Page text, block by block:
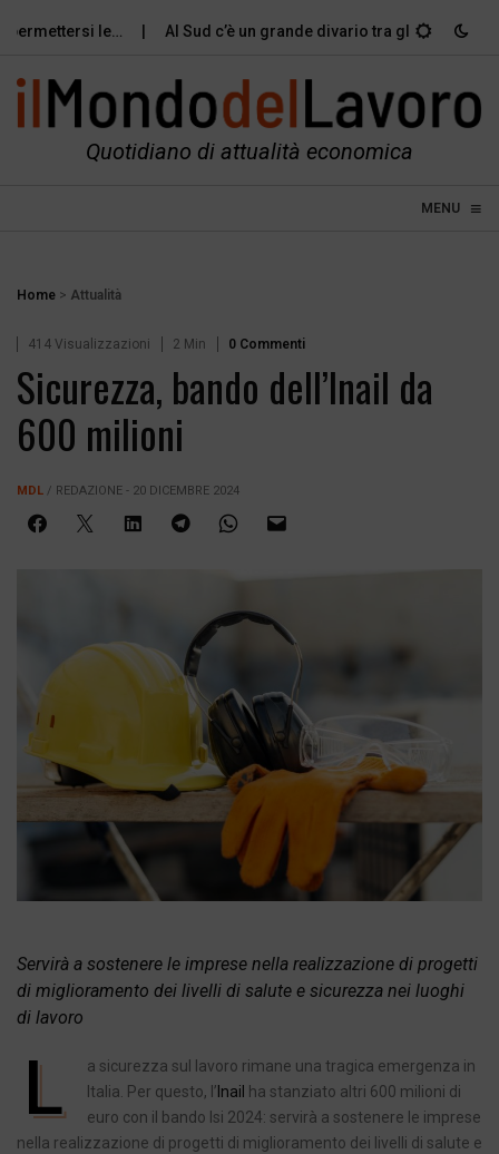
le… Al Sud c’è un grande divario tra gli…
Quotidiano di attualità economica
MENU ≡
☰
Home > Attualità
414 Visualizzazioni 2 Min 0 Commenti
Sicurezza, bando dell’Inail da
600 milioni
MDL / REDAZIONE - 20 DICEMBRE 2024
Servirà a sostenere le imprese nella realizzazione di progetti
di miglioramento dei livelli di salute e sicurezza nei luoghi
di lavoro
L
a sicurezza sul lavoro rimane una tragica emergenza in
Italia. Per questo, l’ Inail ha stanziato altri 600 milioni di
euro con il bando Isi 2024: servirà a sostenere le imprese
nella realizzazione di progetti di miglioramento dei livelli di salute e